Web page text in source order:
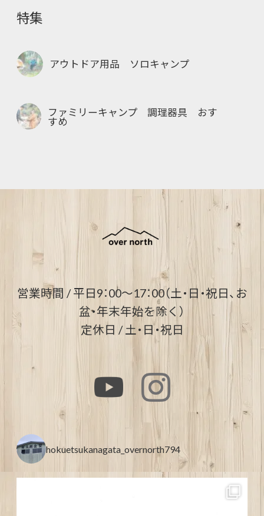
o
o
特集
アウトドア用品 ソロキャンプ
ファミリーキャンプ 調理器具 おす
すめ
営業時間 / 平日9：00～17：00（土・日・祝日、お
盆・年末年始を除く）
定休日 / 土・日・祝日
hokuetsukanagata_overnorth794